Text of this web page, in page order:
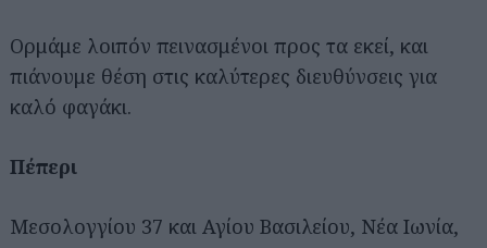
Ορμάμε λοιπόν πεινασμένοι προς τα εκεί, και
πιάνουμε θέση στις καλύτερες διευθύνσεις για
καλό φαγάκι.
Πέπερι
Μεσολογγίου 37 και Αγίου Βασιλείου, Νέα Ιωνία,